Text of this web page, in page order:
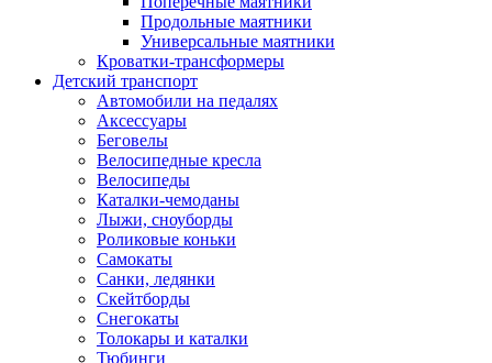
Продольные маятники
Универсальные маятники
Кроватки-трансформеры
Детский транспорт
Автомобили на педалях
Аксессуары
Беговелы
Велосипедные кресла
Велосипеды
Каталки-чемоданы
Лыжи, сноуборды
Роликовые коньки
Самокаты
Санки, ледянки
Скейтборды
Снегокаты
Толокары и каталки
Тюбинги